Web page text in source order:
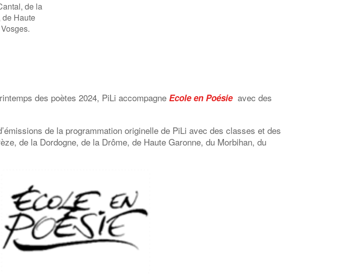
de la
Haute
des poètes 2024, PiLi accompagne Ecole en Poésie avec des
de la programmation originelle de PiLi avec des classes et des
de la Dordogne, de la Drôme, de Haute Garonne, du Morbihan, du